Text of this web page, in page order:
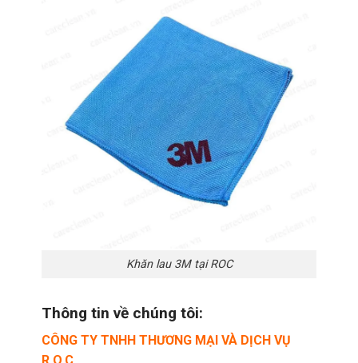
Khăn lau 3M tại ROC
Thông tin về chúng tôi:
CÔNG TY TNHH THƯƠNG MẠI VÀ DỊCH VỤ